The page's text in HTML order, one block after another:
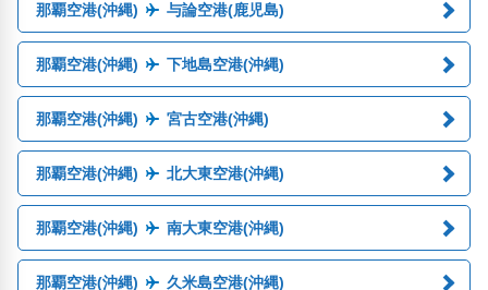
那覇空港(沖縄) 与論空港(鹿児島)
那覇空港(沖縄) 下地島空港(沖縄)
那覇空港(沖縄) 宮古空港(沖縄)
那覇空港(沖縄) 北大東空港(沖縄)
那覇空港(沖縄) 南大東空港(沖縄)
那覇空港(沖縄) 久米島空港(沖縄)